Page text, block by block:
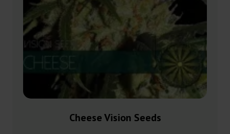
Cheese Vision Seeds